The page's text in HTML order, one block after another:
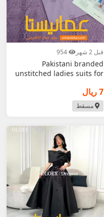
قبل 2 شهر
Pakistani branded
unstitched ladies suits for
7 ريال
مسقط